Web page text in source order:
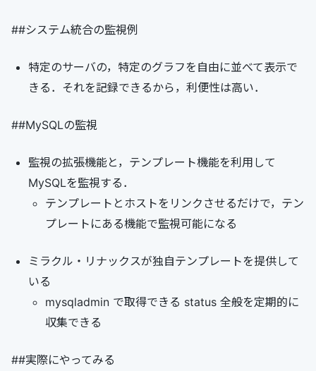
##システム統合の監視例
特定のサーバの，特定のグラフを自由に並べて表示で
きる．それを記録できるから，利便性は高い．
##MySQLの監視
監視の拡張機能と，テンプレート機能を利用して
MySQLを監視する．
テンプレートとホストをリンクさせるだけで，テン
プレートにある機能で監視可能になる
ミラクル・リナックスが独自テンプレートを提供して
いる
mysqladmin で取得できる status 全般を定期的に
収集できる
##実際にやってみる